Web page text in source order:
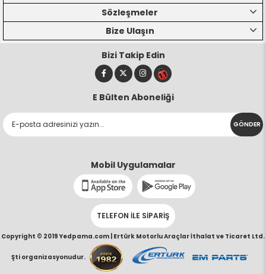
Sözleşmeler
Bize Ulaşın
Bizi Takip Edin
E Bülten Aboneliği
GÖNDER
Mobil Uygulamalar
TELEFON İLE SİPARİŞ
Copyright © 2019 Yedpama.com | Ertürk Motorlu Araçlar İthalat ve Ticaret Ltd.
Şti organizasyonudur.